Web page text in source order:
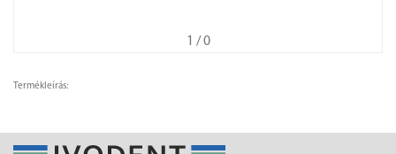
1 / 0
Termékleírás: